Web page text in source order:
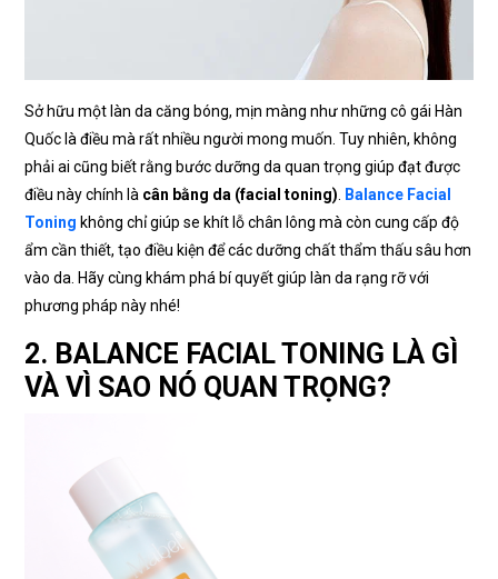
Sở hữu một làn da căng bóng, mịn màng như những cô gái Hàn
Quốc là điều mà rất nhiều người mong muốn. Tuy nhiên, không
phải ai cũng biết rằng bước dưỡng da quan trọng giúp đạt được
điều này chính là cân bằng da (facial toning) Balance Facial
Toning không chỉ giúp se khít lỗ chân lông mà còn cung cấp độ
ẩm cần thiết, tạo điều kiện để các dưỡng chất thẩm thấu sâu hơn
vào da. Hãy cùng khám phá bí quyết giúp làn da rạng rỡ với
phương pháp này nhé!
2. BALANCE FACIAL TONING LÀ GÌ
VÀ VÌ SAO NÓ QUAN TRỌNG?